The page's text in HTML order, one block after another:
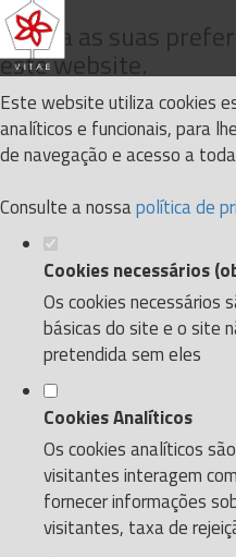
Defina as suas
este website.
Este website utiliza cookies
analíticos e funcionais, para
de navegação e acesso a
Consulte a nossapolítica de
Cookies necessários
Os cookies necessários
básicas do site e o site
pretendida sem eles
Cookies Analíticos
Os cookies analíticos
visitantes interagem
fornecer informações
visitantes, taxa de